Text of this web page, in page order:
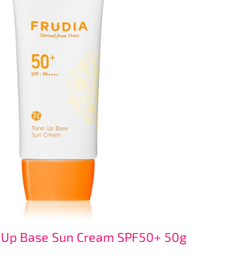
Base Sun Cream SPF50+ 50g